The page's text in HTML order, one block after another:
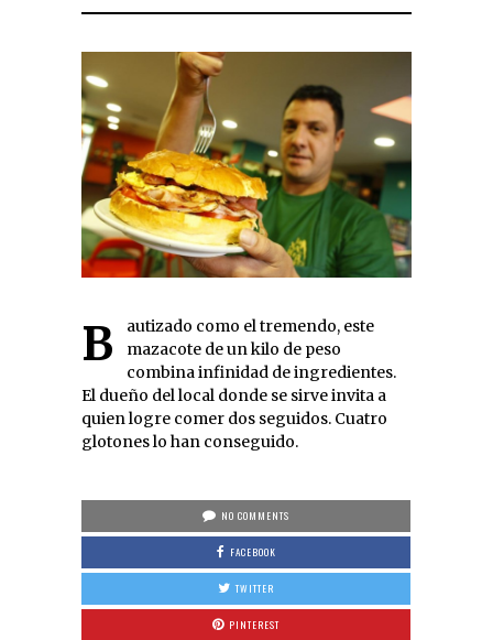
Bautizado como el tremendo, este
mazacote de un kilo de peso
combina infinidad de ingredientes.
El dueño del local donde se sirve invita a
quien logre comer dos seguidos. Cuatro
glotones lo han conseguido.
NO COMMENTS
FACEBOOK
TWITTER
PINTEREST